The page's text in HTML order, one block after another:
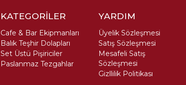
KATEGORİLER
Cafe & Bar Ekipmanları
Balık Teşhir Dolapları
Set Üstü Pişiriciler
Paslanmaz Tezgahlar
YARDIM
Üyelik Sözleşmesi
Satış Sözleşmesi
Mesafeli Satış
Sözleşmesi
Gizllilik Politikası